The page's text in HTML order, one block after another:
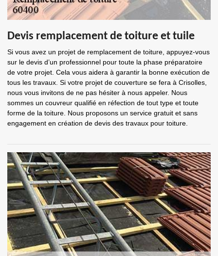
Devis remplacement de toiture et tuile
Si vous avez un projet de remplacement de toiture, appuyez-vous
sur le devis d’un professionnel pour toute la phase préparatoire
de votre projet. Cela vous aidera à garantir la bonne exécution de
tous les travaux. Si votre projet de couverture se fera à Crisolles,
nous vous invitons de ne pas hésiter à nous appeler. Nous
sommes un couvreur qualifié en réfection de tout type et toute
forme de la toiture. Nous proposons un service gratuit et sans
engagement en création de devis des travaux pour toiture.